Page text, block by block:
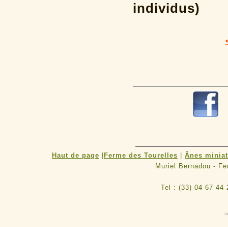
individus)
Haut de page Ferme des Tourelles
Ânes
Muriel Bernadou -
Tel : (33) 04 67 44